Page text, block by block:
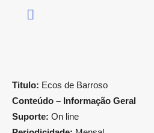
Titulo: Ecos de Barroso
Conteúdo – Informação Geral
Suporte: On line